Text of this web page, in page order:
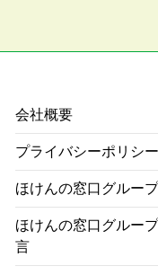
会社概要
プライバシーポリシー
ほけんの窓口グルー
ほけんの窓口グルー
言